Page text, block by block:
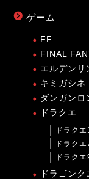
ゲーム
FF
FINAL
エルデンリ
キミガシネ
ダンガンロ
ドラクエ
ドラクエ
ドラクエ
ドラクエ
ドラゴン